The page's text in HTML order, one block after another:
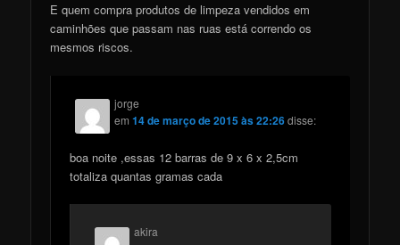
E quem compra produtos de limpeza vendidos em
caminhões que passam nas ruas está correndo os
mesmos riscos.
jorge
em14 de março de 2015 às 22:26disse:
boa noite ,essas 12 barras de 9 x 6 x 2,5cm
totaliza quantas gramas cada
akira